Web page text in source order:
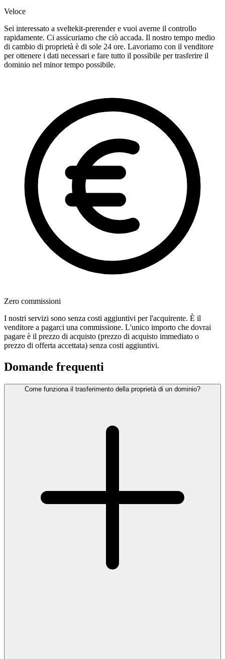
Veloce
Sei interessato a sveltekit-prerender e vuoi averne il controllo
rapidamente. Ci assicuriamo che ciò accada. Il nostro tempo medio
di cambio di proprietà è di sole 24 ore. Lavoriamo con il venditore
per ottenere i dati necessari e fare tutto il possibile per trasferire il
dominio nel minor tempo possibile.
Zero commissioni
I nostri servizi sono senza costi aggiuntivi per l'acquirente. È il
venditore a pagarci una commissione. L'unico importo che dovrai
pagare è il prezzo di acquisto (prezzo di acquisto immediato o
prezzo di offerta accettata) senza costi aggiuntivi.
Domande frequenti
Come funziona il trasferimento della proprietà di un dominio?